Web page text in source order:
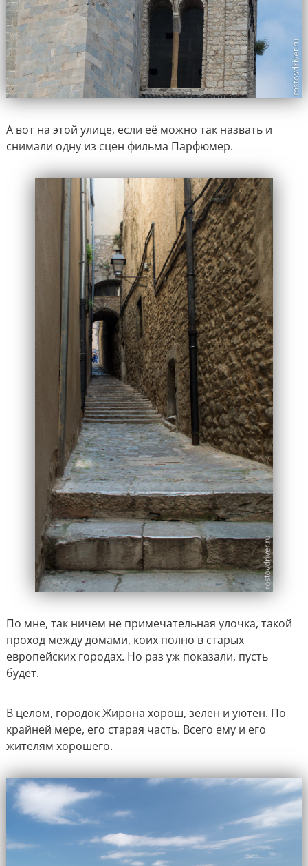
А вот на этой улице, если её можно так назвать и
снимали одну из сцен фильма Парфюмер.
По мне, так ничем не примечательная улочка, такой
проход между домами, коих полно в старых
европейских городах. Но раз уж показали, пусть
будет.
В целом, городок Жирона хорош, зелен и уютен. По
крайней мере, его старая часть. Всего ему и его
жителям хорошего.